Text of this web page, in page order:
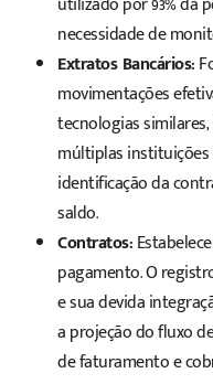
necessidade de
Extratos Bancários:
movimentações
tecnologias
múltiplas
identificação da
saldo.
Contratos:
pagamento. O
e sua devida
a projeção do fluxo
de faturamento e